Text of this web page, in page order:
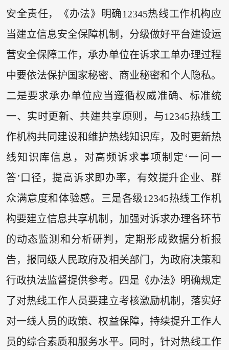
安全责任，《办法》明确12345热线工作机构应
当建立信息安全保障机制，分级做好平台建设运
营安全保障工作，承办单位在诉求工单办理过程
中要依法保护国家秘密、商业秘密和个人隐私。
二是要求承办单位应当遵循权威准确、标准统
一、实时更新、共建共享原则，与12345热线工
作机构共同建设和维护热线知识库，及时更新热
线知识库信息，对高频诉求事项制定‘一问一
答’口径，提高诉求即办率，有效提升企业、群
众满意度和体验感。三是各级12345热线工作机
构要建立信息共享机制，加强对诉求办理各环节
的动态监测和分析研判，定期形成数据分析报
告，报同级人民政府及相关部门，为政府决策和
行政执法监督提供参考。四是《办法》明确规定
了对热线工作人员要建立考核激励机制，落实好
对一线人员的政策、权益保障，持续提升工作人
员的综合素质和服务水平。同时，针对热线工作